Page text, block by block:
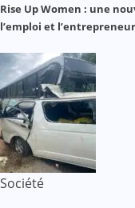
Rise Up Women : une
l’emploi et
Société